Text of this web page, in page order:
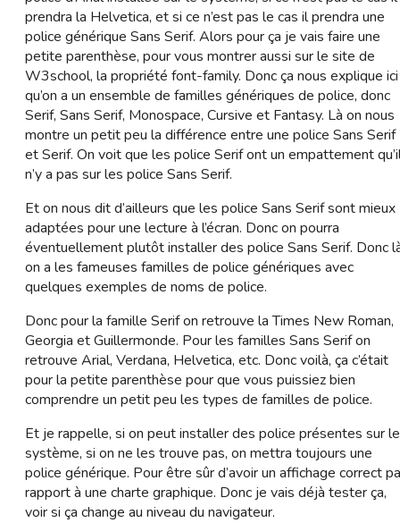
prendra la Helvetica, et si ce n’est pas le cas il prendra une
police générique Sans Serif. Alors pour ça je vais faire une
petite parenthèse, pour vous montrer aussi sur le site de
W3school, la propriété font-family. Donc ça nous explique ici
qu’on a un ensemble de familles génériques de police, donc
Serif, Sans Serif, Monospace, Cursive et Fantasy. Là on nous
montre un petit peu la différence entre une police Sans Serif
et Serif. On voit que les police Serif ont un empattement
n’y a pas sur les police Sans Serif.
Et on nous dit d’ailleurs que les police Sans Serif sont mieux
adaptées pour une lecture à l’écran. Donc on pourra
éventuellement plutôt installer des police Sans Serif. Donc
on a les fameuses familles de police génériques avec
quelques exemples de noms de police.
Donc pour la famille Serif on retrouve la Times New Roman,
Georgia et Guillermonde. Pour les familles Sans Serif on
retrouve Arial, Verdana, Helvetica, etc. Donc voilà, ça c’était
pour la petite parenthèse pour que vous puissiez bien
comprendre un petit peu les types de familles de police.
Et je rappelle, si on peut installer des police présentes sur le
système, si on ne les trouve pas, on mettra toujours une
police générique. Pour être sûr d’avoir un affichage correct
rapport à une charte graphique. Donc je vais déjà tester ça,
voir si ça change au niveau du navigateur.